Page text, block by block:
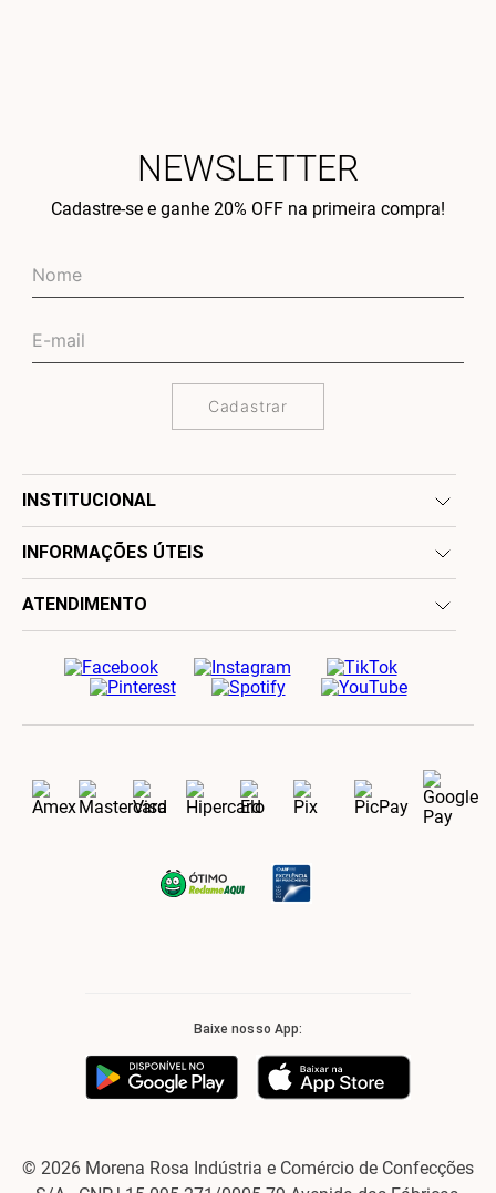
NEWSLETTER
Cadastre-se e ganhe 20% OFF na primeira compra!
Cadastrar
INSTITUCIONAL
INFORMAÇÕES ÚTEIS
ATENDIMENTO
Baixe nosso App:
© 2026 Morena Rosa Indústria e Comércio de Confecções